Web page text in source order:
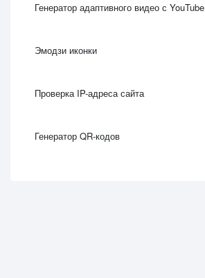
Генератор адаптивного видео с YouTube
Эмодзи иконки
Проверка IP-адреса сайта
Генератор QR-кодов